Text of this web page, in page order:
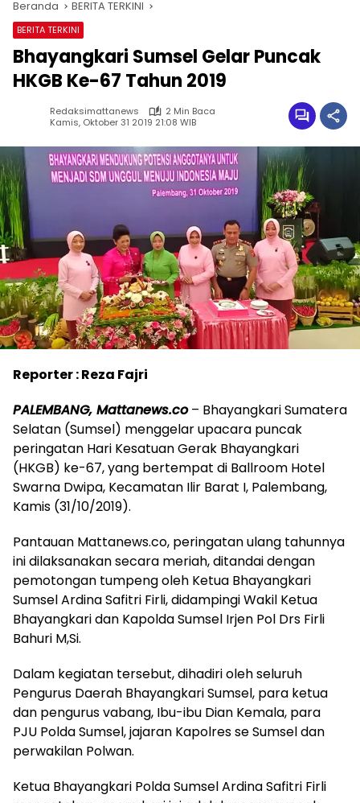
Beranda BERITA TERKINI
BERITA TERKINI
Bhayangkari Sumsel Gelar Puncak
HKGB Ke-67 Tahun 2019
Redaksimattanews
2 Min Baca
Kamis, Oktober 31 2019 21:08 WIB
Reporter : Reza Fajri
PALEMBANG, Mattanews.co– Bhayangkari Sumatera
Selatan (Sumsel) menggelar upacara puncak
peringatan Hari Kesatuan Gerak Bhayangkari
(HKGB) ke-67, yang bertempat di Ballroom Hotel
Swarna Dwipa, Kecamatan Ilir Barat I, Palembang,
Kamis (31/10/2019).
Pantauan Mattanews.co, peringatan ulang tahunnya
ini dilaksanakan secara meriah, ditandai dengan
pemotongan tumpeng oleh Ketua Bhayangkari
Sumsel Ardina Safitri Firli, didampingi Wakil Ketua
Bhayangkari dan Kapolda Sumsel Irjen Pol Drs Firli
Bahuri M,Si.
Dalam kegiatan tersebut, dihadiri oleh seluruh
Pengurus Daerah Bhayangkari Sumsel, para ketua
dan pengurus vabang, Ibu-ibu Dian Kemala, para
PJU Polda Sumsel, jajaran Kapolres se Sumsel dan
perwakilan Polwan.
Ketua Bhayangkari Polda Sumsel Ardina Safitri Firli